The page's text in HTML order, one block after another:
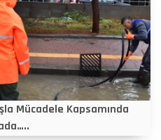
Mücadele Kapsamında